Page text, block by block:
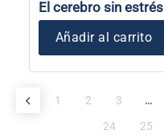
El cerebro sin estrés
Añadir al carrito
1 2 3 …
24
25